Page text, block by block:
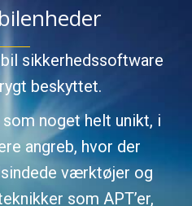
sikkerhedssoftware
beskyttet.
noget helt unikt, i
angreb, hvor der
værktøjer og
som APT’er,